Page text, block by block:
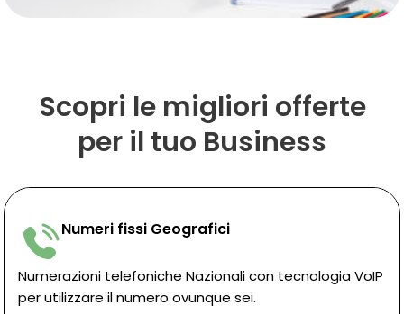
Scopri le migliori offerte
per il tuo Business
Numeri fissi Geografici
Numerazioni telefoniche Nazionali con tecnologia VoIP
per utilizzare il numero ovunque sei.